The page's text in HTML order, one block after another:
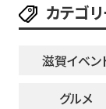
カテゴ
滋賀イベン
グルメ